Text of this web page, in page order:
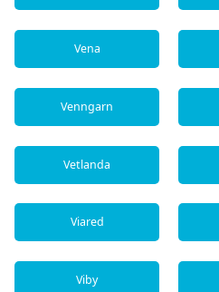
Vena
Venngarn
Vetlanda
Viared
Viby